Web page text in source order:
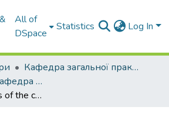
All of
DSpace
Statistics Log In
Кафедра загальної практики – сімейної медицини та внутрішніх хвороб
Наукові праці. Кафедра загальної практики – сімейної медицини та внутрішніх хвороб
Pathogenetic links of the combined course of chronic pancreatitis and hypertensive disease and their role in the formation of complications